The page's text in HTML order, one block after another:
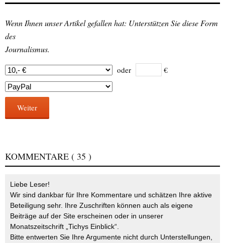
Wenn Ihnen unser Artikel gefallen hat: Unterstützen Sie diese Form
des
Journalismus.
oder €
Weiter
KOMMENTARE ( 35 )
Liebe Leser!
Wir sind dankbar für Ihre Kommentare und schätzen Ihre aktive
Beteiligung sehr. Ihre Zuschriften können auch als eigene
Beiträge auf der Site erscheinen oder in unserer
Monatszeitschrift „Tichys Einblick“.
Bitte entwerten Sie Ihre Argumente nicht durch Unterstellungen,